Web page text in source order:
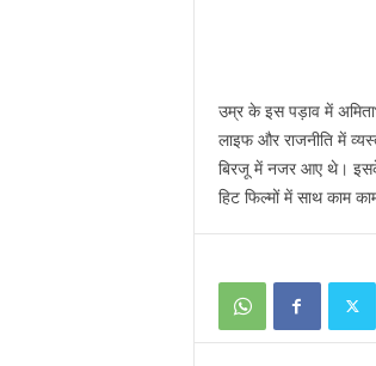
उम्र के इस पड़ाव में
लाइफ और राजनीति में
बिरजू में नजर आए थे।
हिट फिल्मों में साथ काम